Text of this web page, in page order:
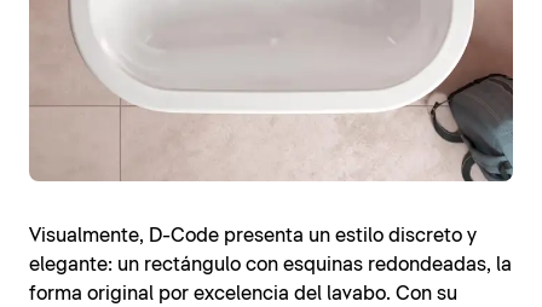
Visualmente, D-Code presenta un estilo discreto y
elegante: un rectángulo con esquinas redondeadas, la
forma original por excelencia del lavabo. Con su